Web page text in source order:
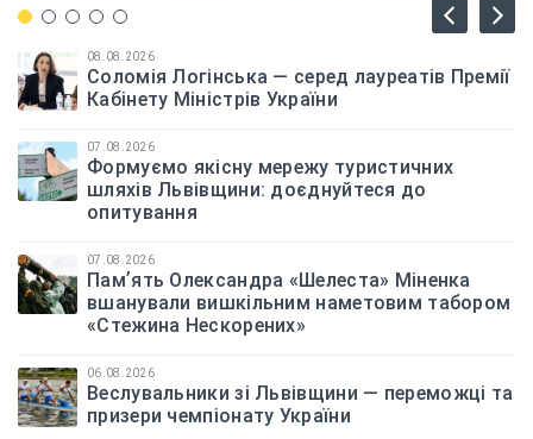
08.08.2026
Соломія Логінська — серед лауреатів Премії
Кабінету Міністрів України
07.08.2026
Формуємо якісну мережу туристичних
шляхів Львівщини: доєднуйтеся до
опитування
07.08.2026
Памʼять Олександра «Шелеста» Міненка
вшанували вишкільним наметовим табором
«Стежина Нескорених»
06.08.2026
Веслувальники зі Львівщини — переможці та
призери чемпіонату України